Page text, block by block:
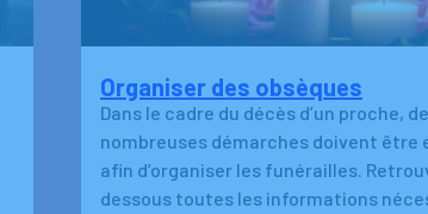
Organiser des obsèques
Dans le cadre du décès d’un proche, de
nombreuses démarches doivent être
afin d’organiser les funérailles.
dessous toutes les informations